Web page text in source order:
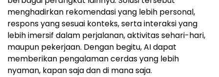
menghadirkan rekomendasi yang lebih personal,
respons yang sesuai konteks, serta interaksi yang
lebih imersif dalam perjalanan, aktivitas sehari-hari,
maupun pekerjaan. Dengan begitu, AI dapat
memberikan pengalaman cerdas yang lebih
nyaman, kapan saja dan di mana saja.